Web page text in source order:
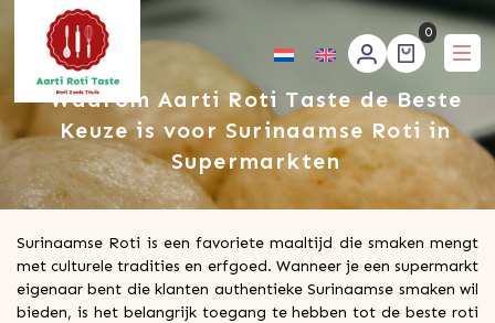
Aartirotitaste
0
Waarom Aarti Roti Taste de Beste
Keuze is voor Surinaamse Roti in
Supermarkten
Surinaamse Roti is een favoriete maaltijd die smaken mengt
met culturele tradities en erfgoed. Wanneer je een supermarkt
eigenaar bent die klanten authentieke Surinaamse smaken wil
bieden, is het belangrijk toegang te hebben tot de beste roti